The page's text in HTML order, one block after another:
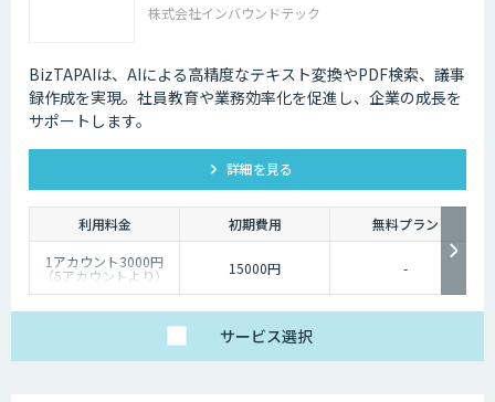
株式会社インバウンドテック
BizTAPAIは、AIによる高精度なテキスト変換やPDF検索、議事
録作成を実現。社員教育や業務効率化を促進し、企業の成長を
サポートします。
詳細を見る
利用料金 初期費用
無料プラン
1アカウント3000円
（5アカウントより） 15000円 -
サービス選択